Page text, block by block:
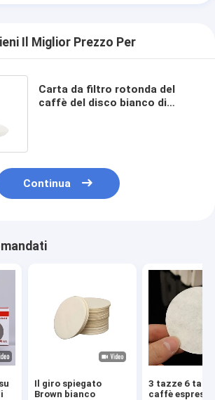
Il Miglior Prezzo Per
Carta da filtro rotonda del
caffè del disco bianco di
Continua
Il giro spiegato
Brown bianco
3 tazze 6
caffè espresso